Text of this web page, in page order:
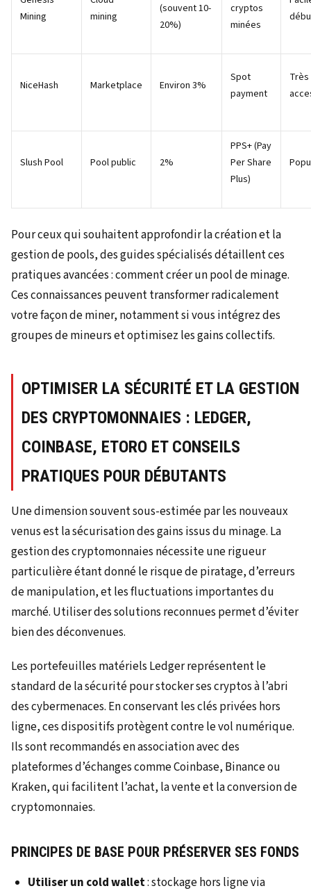
Mining
mining
(souvent 10-
20%)
cryptos
minées
NiceHash Marketplace Environ 3%
Spot
payment
Très
Slush Pool Pool public 2%
PPS+ (Pay
Per Share
Plus)
Pour ceux qui souhaitent approfondir la création et la
gestion de pools, des guides spécialisés détaillent ces
pratiques avancées : comment créer un pool de minage.
Ces connaissances peuvent transformer radicalement
votre façon de miner, notamment si vous intégrez des
groupes de mineurs et optimisez les gains collectifs.
OPTIMISER LA SÉCURITÉ ET LA GESTION
DES CRYPTOMONNAIES : LEDGER,
COINBASE, ETORO ET CONSEILS
PRATIQUES POUR DÉBUTANTS
Une dimension souvent sous-estimée par les nouveaux
venus est la sécurisation des gains issus du minage. La
gestion des cryptomonnaies nécessite une rigueur
particulière étant donné le risque de piratage, d’erreurs
de manipulation, et les fluctuations importantes du
marché. Utiliser des solutions reconnues permet d’éviter
bien des déconvenues.
Les portefeuilles matériels Ledger représentent le
standard de la sécurité pour stocker ses cryptos à l’abri
des cybermenaces. En conservant les clés privées hors
ligne, ces dispositifs protègent contre le vol numérique.
Ils sont recommandés en association avec des
plateformes d’échanges comme Coinbase, Binance ou
Kraken, qui facilitent l’achat, la vente et la conversion de
cryptomonnaies.
PRINCIPES DE BASE POUR PRÉSERVER SES FONDS
Utiliser un cold wallet: stockage hors ligne via